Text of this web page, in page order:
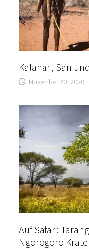
Kalahari, San
November 20, 2020
Auf Safari:
Ngorogoro